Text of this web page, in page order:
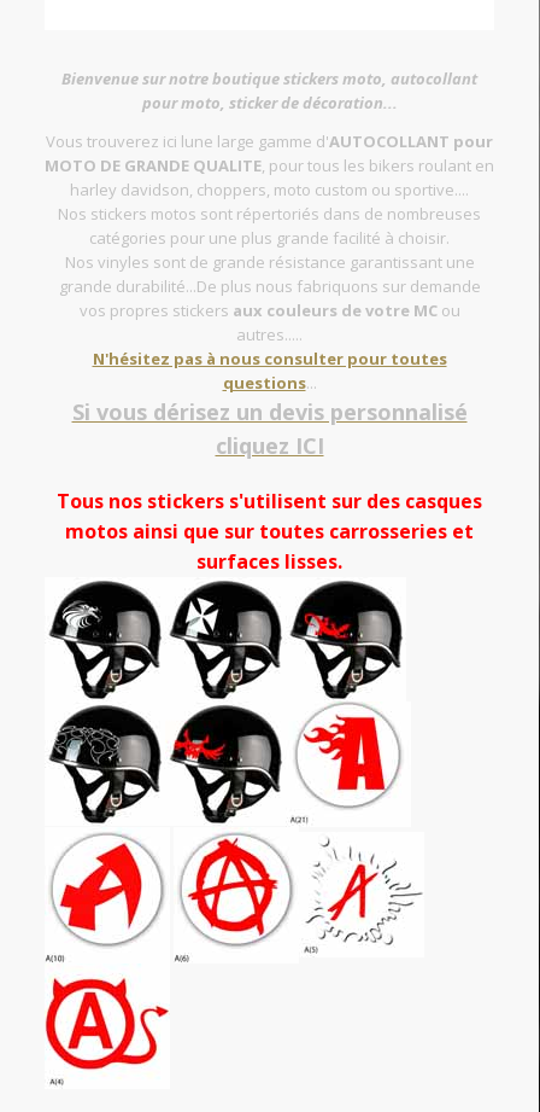
Bienvenue sur notre boutique stickers moto, autocollant
pour moto, sticker de décoration...
Vous trouverez ici lune large gamme d'AUTOCOLLANT pour
MOTO DE GRANDE QUALITE, pour tous les bikers roulant en
harley davidson, choppers, moto custom ou sportive....
Nos stickers motos sont répertoriés dans de nombreuses
catégories pour une plus grande facilité à choisir.
Nos vinyles sont de grande résistance garantissant une
grande durabilité...De plus nous fabriquons sur demande
vos propres stickers aux couleurs de votre MCou
autres.....
N'hésitez pas à nous consulter pour toutes
questions...
Si vous dérisez un devis personnalisé
cliquez ICI
Tous nos stickers s'utilisent sur des casques
motos ainsi que sur toutes carrosseries et
surfaces lisses.